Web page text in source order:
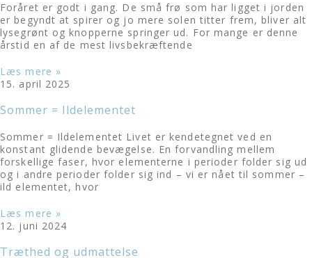
Foråret er godt i gang. De små frø som har ligget i jorden
er begyndt at spirer og jo mere solen titter frem, bliver alt
lysegrønt og knopperne springer ud. For mange er denne
årstid en af de mest livsbekræftende
Læs mere »
15. april 2025
Sommer = Ildelementet
Sommer = Ildelementet Livet er kendetegnet ved en
konstant glidende bevægelse. En forvandling mellem
forskellige faser, hvor elementerne i perioder folder sig ud
og i andre perioder folder sig ind – vi er nået til sommer –
ild elementet, hvor
Læs mere »
12. juni 2024
Træthed og udmattelse